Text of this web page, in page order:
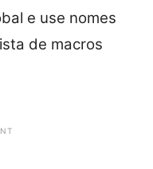
e use nomes
de macros